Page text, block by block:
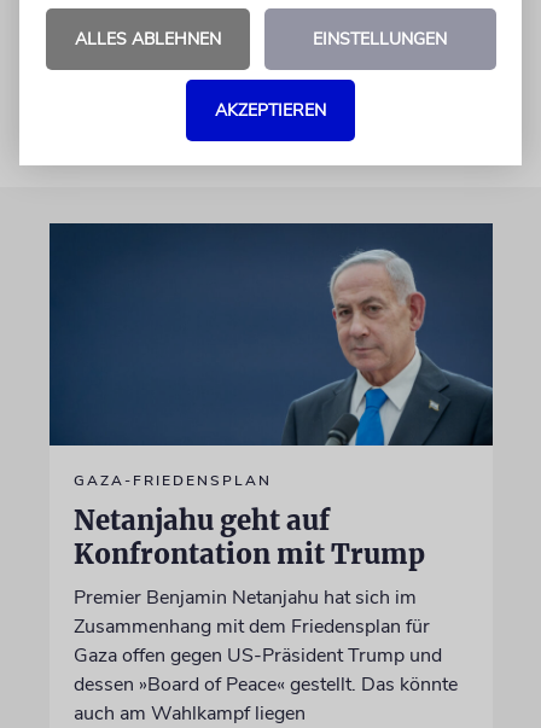
arabische Nationen, denen sich Israel gerade
annähert, und die Europäische Union.
GAZA-FRIEDENSPLAN
Netanjahu geht auf
Konfrontation mit Trump
Premier Benjamin Netanjahu hat sich im
Zusammenhang mit dem Friedensplan für
Gaza offen gegen US-Präsident Trump und
dessen »Board of Peace« gestellt. Das könnte
auch am Wahlkampf liegen
ALLES ABLEHNEN EINSTELLUNGEN
AKZEPTIEREN